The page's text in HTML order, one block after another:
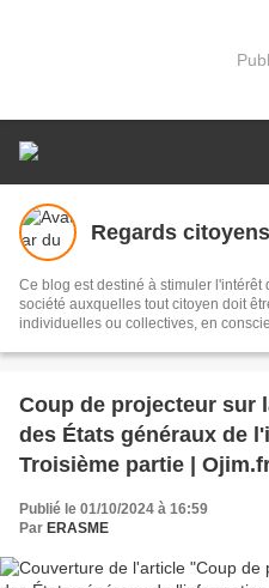
Regards citoyens
Ce blog est destiné à stimuler
société auxquelles tout citoyen doit
individuelles ou collectives, en
Coup de projecteur sur
des États généraux de
Troisième partie |
Publié le 01/10/2024 à 16:59
Par ERASME